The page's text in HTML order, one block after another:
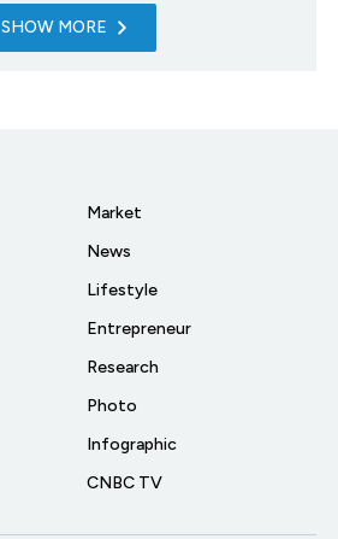
SHOW MORE
Market
News
Lifestyle
Entrepreneur
Research
Photo
Infographic
CNBC TV